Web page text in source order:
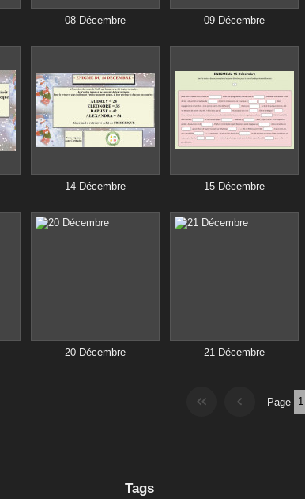
08 Décembre 09 Décembre
14 Décembre 15 Décembre
20 Décembre 21 Décembre
Page
Tags